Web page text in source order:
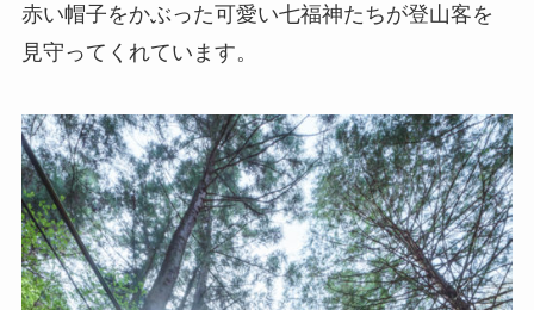
赤い帽子をかぶった可愛い七福神たちが登山客を
見守ってくれています。